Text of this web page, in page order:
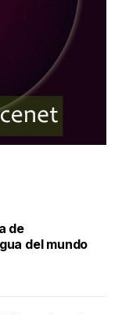
de
del mundo